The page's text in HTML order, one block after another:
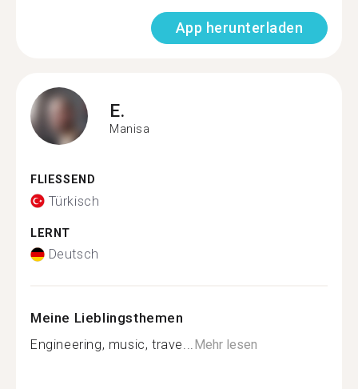
App herunterladen
E.
Manisa
FLIESSEND
Türkisch
LERNT
Deutsch
Meine Lieblingsthemen
Engineering, music, trave...Mehr lesen